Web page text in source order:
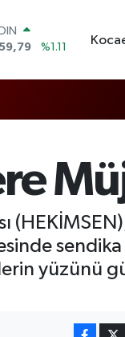
%0.18
%0.32
%-14
yüzünü